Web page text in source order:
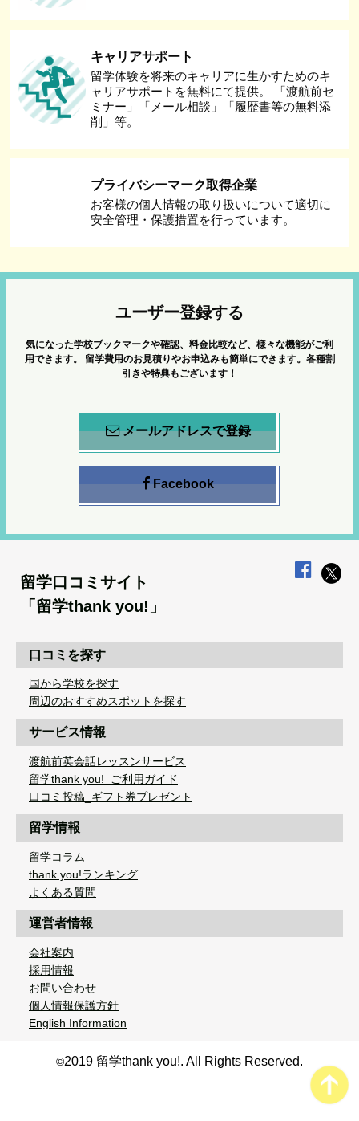
キャリアサポート
留学体験を将来のキャリアに生かすためのキ
ャリアサポートを無料にて提供。 「渡航前セ
ミナー」「メール相談」「履歴書等の無料添
削」等。
プライバシーマーク取得企業
お客様の個人情報の取り扱いについて適切に
安全管理・保護措置を行っています。
ユーザー登録する
気になった学校ブックマークや確認、料金比較など、様々な機能がご利
用できます。
留学費用のお見積りやお申込みも簡単にできます。各種割
引きや特典もございます！
メールアドレスで登録
Facebook
留学口コミサイト
「留学thank you!」
口コミを探す
国から学校を探す
周辺のおすすめスポットを探す
サービス情報
渡航前英会話レッスンサービス
留学thank you!_ご利用ガイド
口コミ投稿_ギフト券プレゼント
留学情報
留学コラム
thank you!ランキング
よくある質問
運営者情報
会社案内
採用情報
お問い合わせ
個人情報保護方針
English Information
©2019 留学thank you!. All Rights Reserved.